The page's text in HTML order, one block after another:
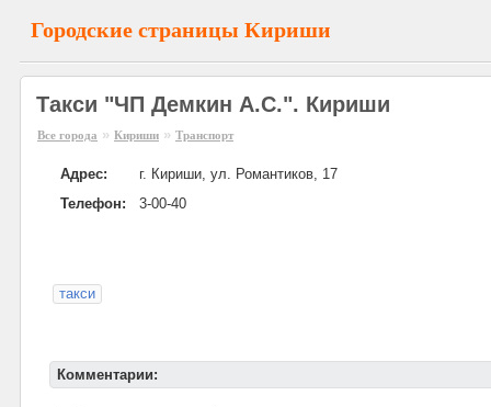
Городские страницы Кириши
Такси "ЧП Демкин А.С.". Кириши
Все города » Кириши » Транспорт
Адрес:
г. Кириши, ул. Романтиков, 17
Телефон:
3-00-40
такси
Комментарии: